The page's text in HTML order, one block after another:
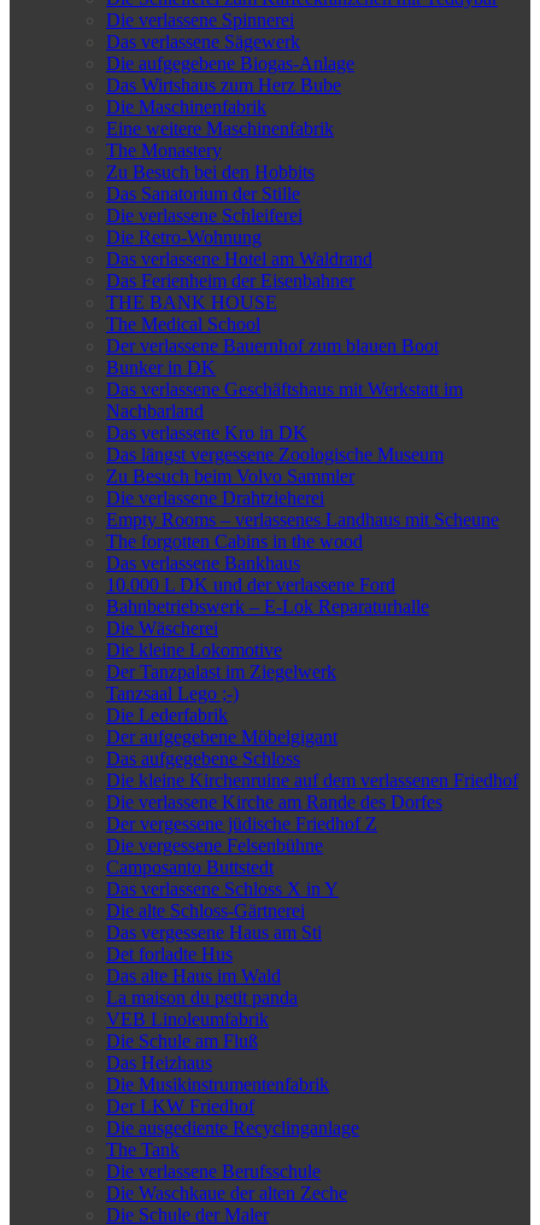
Die verlassene Spinnerei
Das verlassene Sägewerk
Die aufgegebene Biogas-Anlage
Das Wirtshaus zum Herz Bube
Die Maschinenfabrik
Eine weitere Maschinenfabrik
The Monastery
Zu Besuch bei den Hobbits
Das Sanatorium der Stille
Die verlassene Schleiferei
Die Retro-Wohnung
Das verlassene Hotel am Waldrand
Das Ferienheim der Eisenbahner
THE BANK HOUSE
The Medical School
Der verlassene Bauernhof zum blauen Boot
Bunker in DK
Das verlassene Geschäftshaus mit Werkstatt im
Nachbarland
Das verlassene Kro in DK
Das längst vergessene Zoologische Museum
Zu Besuch beim Volvo Sammler
Die verlassene Drahtzieherei
Empty Rooms – verlassenes Landhaus mit Scheune
The forgotten Cabins in the wood
Das verlassene Bankhaus
10.000 L DK und der verlassene Ford
Bahnbetriebswerk – E-Lok Reparaturhalle
Die Wäscherei
Die kleine Lokomotive
Der Tanzpalast im Ziegelwerk
Tanzsaal Lego ;-)
Die Lederfabrik
Der aufgegebene Möbelgigant
Das aufgegebene Schloss
Die kleine Kirchenruine auf dem verlassenen Friedhof
Die verlassene Kirche am Rande des Dorfes
Der vergessene jüdische Friedhof Z
Die vergessene Felsenbühne
Camposanto Buttstedt
Das verlassene Schloss X in Y
Die alte Schloss-Gärtnerei
Das vergessene Haus am Sti
Det forladte Hus
Das alte Haus im Wald
La maison du petit panda
VEB Linoleumfabrik
Die Schule am Fluß
Das Heizhaus
Die Musikinstrumentenfabrik
Der LKW Friedhof
Die ausgediente Recyclinganlage
The Tank
Die verlassene Berufsschule
Die Waschkaue der alten Zeche
Die Schule der Maler